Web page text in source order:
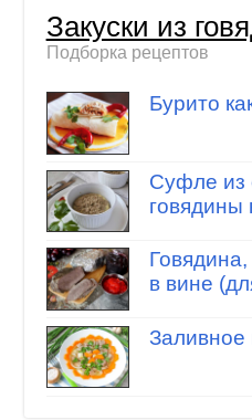
Закуски из
Подборка рецептов
Бурито
Суфле из
говядины
в вине
Заливное